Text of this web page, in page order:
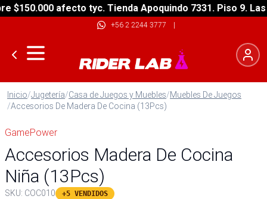
$150.000 afecto tyc. Tienda Apoquindo 7331. Piso 9. Las
+56 2 2244 3777 |
Inicio/Jugetería/Casa de Juegos y Muebles/Muebles De Juegos
/Accesorios De Madera De Cocina (13Pcs)
GamePower
Accesorios Madera De Cocina
Niña (13Pcs)
SKU: COC010 +5 VENDIDOS